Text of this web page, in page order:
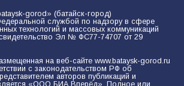
gorod» (батайск-город)
службой по надзору в сфере
технологий и массовых коммуникаций
Эл № ФС77-74707 от 29
на веб-сайте www.bataysk-gorod.ru
с законодательством РФ об
авторов публикаций и
«ООО БИА Вперёд». Полное или